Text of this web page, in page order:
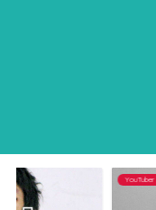
YouTuber